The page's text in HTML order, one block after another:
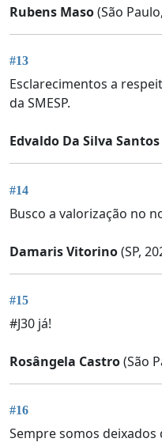
Rubens Maso(São
#13
Esclarecimentos a
da SMESP.
Edvaldo Da Silva Santos
#14
Busco a valorização no
Damaris Vitorino(SP,
#15
#J30 já!
Rosângela Castro(São
#16
Sempre somos deixados